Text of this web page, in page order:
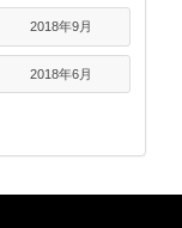
2018年9月
2018年6月